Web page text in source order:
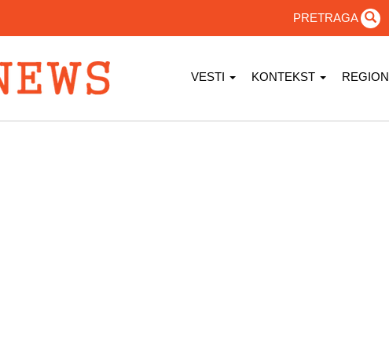
PRETRAGA
VESTI KONTEKST REGION